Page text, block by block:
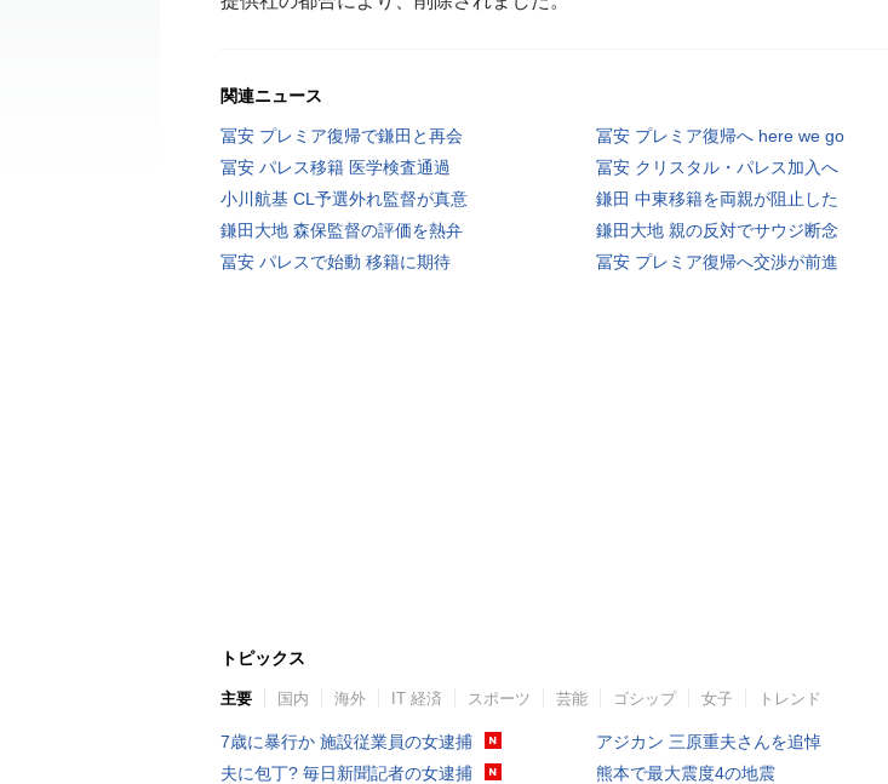
関連ニュース
冨安 プレミア復帰で鎌田と再会
冨安 プレミア復帰へ here we go
冨安 パレス移籍 医学検査通過
冨安 クリスタル・パレス加入へ
小川航基 CL予選外れ監督が真意
鎌田 中東移籍を両親が阻止した
鎌田大地 森保監督の評価を熱弁
鎌田大地 親の反対でサウジ断念
冨安 パレスで始動 移籍に期待
冨安 プレミア復帰へ交渉が前進
トピックス
主要 国内 海外 IT 経済 スポーツ 芸能 ゴシップ 女子 トレンド
7歳に暴行か 施設従業員の女逮捕
夫に包丁? 毎日新聞記者の女逮捕
アジカン 三原重夫さんを追悼
熊本で最大震度4の地震